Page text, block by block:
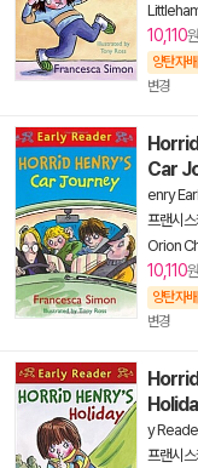
10,110
양탄자
변경
Car
enry
프랜시
Orion
10,110
양탄자
변경
y
프랜시